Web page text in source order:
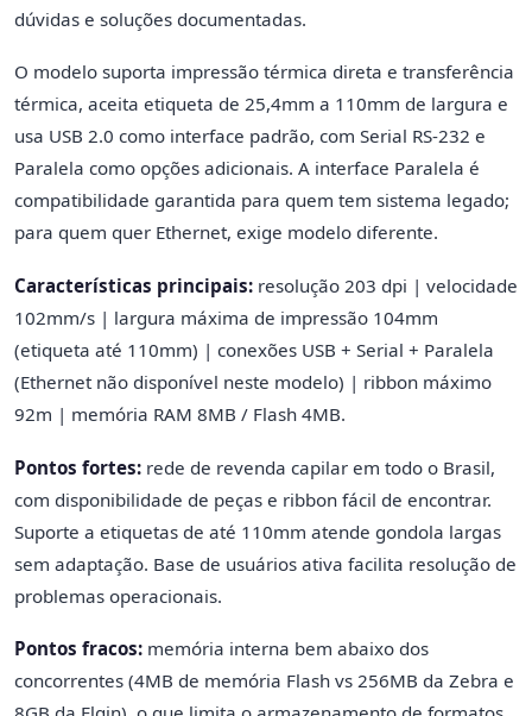
dúvidas e soluções documentadas.
O modelo suporta impressão térmica direta e transferência
térmica, aceita etiqueta de 25,4mm a 110mm de largura e
usa USB 2.0 como interface padrão, com Serial RS-232 e
Paralela como opções adicionais. A interface Paralela é
compatibilidade garantida para quem tem sistema legado;
para quem quer Ethernet, exige modelo diferente.
Características principais: resolução 203 dpi | velocidade
102mm/s | largura máxima de impressão 104mm
(etiqueta até 110mm) | conexões USB + Serial + Paralela
(Ethernet não disponível neste modelo) | ribbon máximo
92m | memória RAM 8MB / Flash 4MB.
Pontos fortes: rede de revenda capilar em todo o Brasil,
com disponibilidade de peças e ribbon fácil de encontrar.
Suporte a etiquetas de até 110mm atende gondola largas
sem adaptação. Base de usuários ativa facilita resolução de
problemas operacionais.
Pontos fracos: memória interna bem abaixo dos
concorrentes (4MB de memória Flash vs 256MB da Zebra e